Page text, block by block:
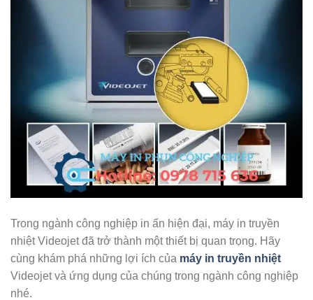
Trong ngành công nghiệp in ấn hiện đại, máy in truyền
nhiệt Videojet đã trở thành một thiết bị quan trọng. Hãy
cùng khám phá những lợi ích của máy in truyền nhiệt
Videojet và ứng dụng của chúng trong ngành công nghiệp
nhé.